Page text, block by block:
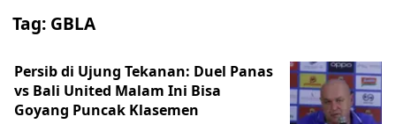
Tag: GBLA
Persib di Ujung Tekanan: Duel Panas
vs Bali United Malam Ini Bisa
Goyang Puncak Klasemen